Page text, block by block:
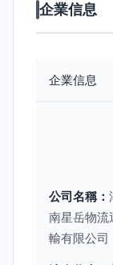
企業信息
企業信息
公司名稱：
南星岳物流
輸有限公司